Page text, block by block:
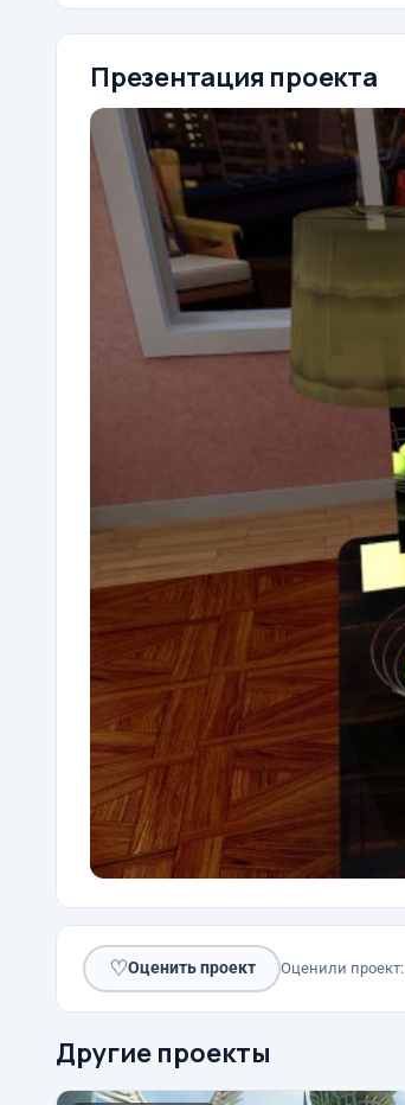
Презентация проекта
♡Оценить проект Оценили проект:
Другие проекты